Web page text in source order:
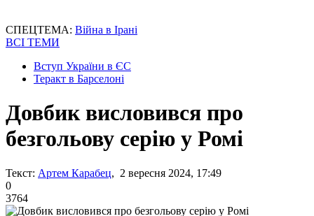
СПЕЦТЕМА: Війна в Ірані
ВСІ ТЕМИ
Вступ України в ЄС
Теракт в Барселоні
Довбик висловився про
безгольову серію у Ромі
Текст: Артем Карабец, 2 вересня 2024, 17:49
0
3764